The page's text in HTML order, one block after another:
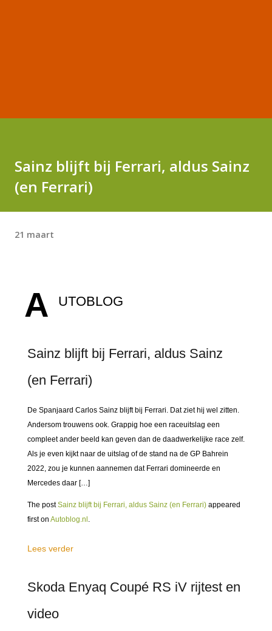
Sainz blijft bij Ferrari, aldus Sainz
(en Ferrari)
21 maart
A UTOBLOG
Sainz blijft bij Ferrari, aldus Sainz
(en Ferrari)
De Spanjaard Carlos Sainz blijft bij Ferrari. Dat ziet hij wel zitten.
Andersom trouwens ook. Grappig hoe een raceuitslag een
compleet ander beeld kan geven dan de daadwerkelijke race zelf.
Als je even kijkt naar de uitslag of de stand na de GP Bahrein
2022, zou je kunnen aannemen dat Ferrari domineerde en
Mercedes daar […]
The postSainz blijft bij Ferrari, aldus Sainz (en Ferrari) appeared
first on Autoblog.nl .
Lees verder
Skoda Enyaq Coupé RS iV rijtest en
video